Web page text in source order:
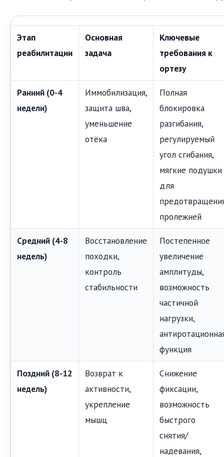
Этап
реабилитации
Основная
задача
Ключевые
требования к
ортезу
Ранний (0-4
недели)
Иммобилизация,
защита шва,
уменьшение
отёка
Полная
блокировка
разгибания,
регулируемый
угол сгибания,
мягкие подушки
для
пролежней
Средний (4-8
недель)
Восстановление
походки,
контроль
стабильности
Постепенное
увеличение
амплитуды,
возможность
частичной
нагрузки,
функция
Поздний (8-12
недель)
Возврат к
активности,
укрепление
мышц
Снижение
фиксации,
возможность
быстрого
снятия/
надевания,